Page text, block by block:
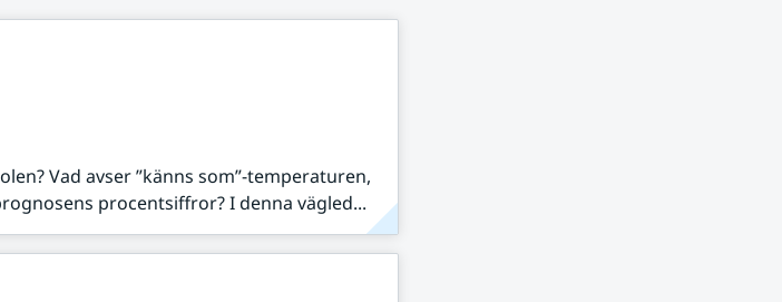
Vad avser ”känns som”-temperaturen,
procentsiffror? I denna vägled...